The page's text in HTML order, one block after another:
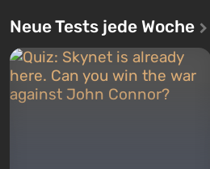
Neue Tests jede Woche